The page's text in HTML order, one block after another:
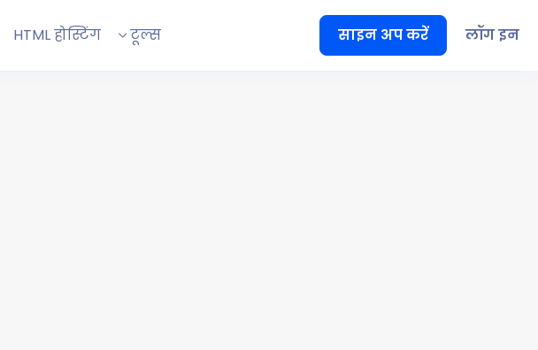
HTML होस्टिंग टूल्स साइन अप करें लॉग इन